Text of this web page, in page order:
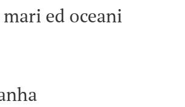
ed oceani